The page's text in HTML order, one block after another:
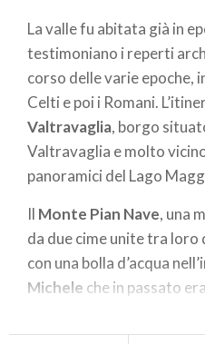
La valle fu abitata già in
testimoniano i reperti
corso delle varie epoche,
Celti e poi i Romani.
Valtravaglia, borgo
Valtravaglia e molto
panoramici del Lago
Il Monte Pian Nave, una
da due cime unite tra loro
con una bolla d’acqua
Michele che in passato
castagno.